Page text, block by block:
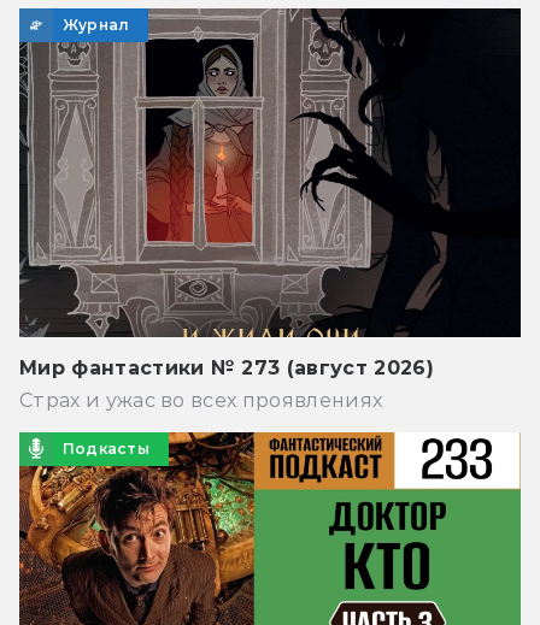
Журнал
Мир фантастики № 273 (август 2026)
Страх и ужас во всех проявлениях
Подкасты